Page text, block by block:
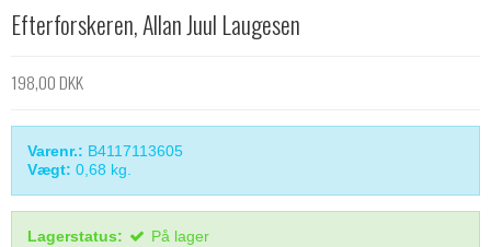
Efterforskeren, Allan Juul Laugesen
198,00 DKK
Varenr.: B4117113605
Vægt: 0,68 kg.
Lagerstatus: På lager